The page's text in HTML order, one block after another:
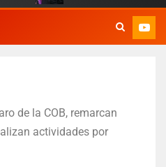
de la COB, remarcan
actividades por